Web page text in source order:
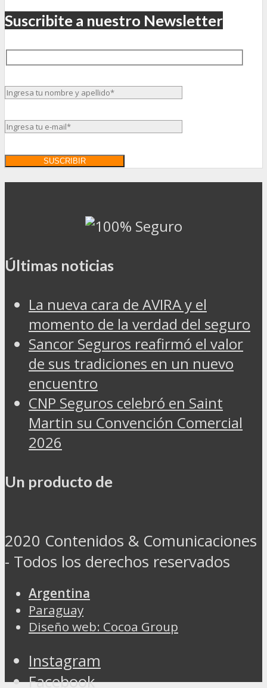
Suscribite a nuestro Newsletter
Últimas noticias
La nueva cara de AVIRA y el
momento de la verdad del seguro
Sancor Seguros reafirmó el valor
de sus tradiciones en un nuevo
encuentro
CNP Seguros celebró en Saint
Martin su Convención Comercial
2026
Un producto de
2020 Contenidos & Comunicaciones
- Todos los derechos reservados
Argentina
Paraguay
Diseño web: Cocoa Group
Instagram
Facebook